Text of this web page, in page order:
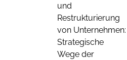
und
Restrukturierung
von Unternehmen:
Strategische
Wege der